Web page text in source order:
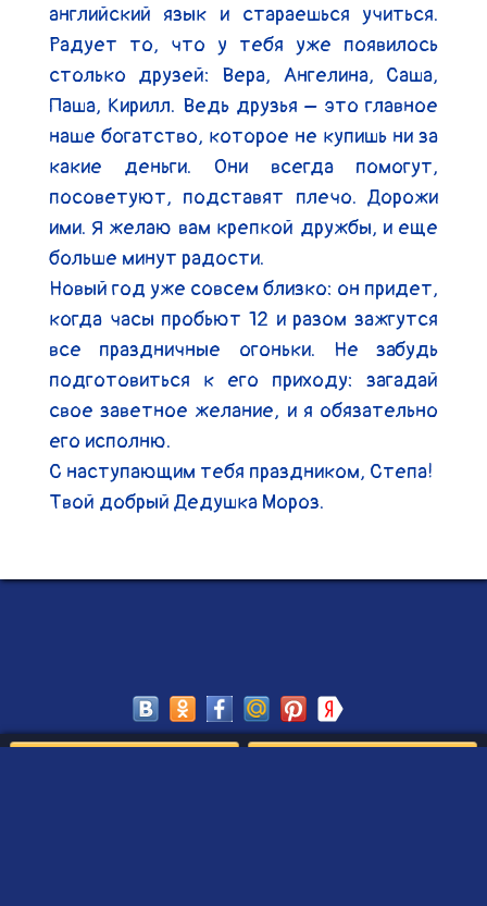
английский язык и стараешься учиться.
Радует то, что у тебя уже появилось
столько друзей: Вера, Ангелина, Саша,
Паша, Кирилл. Ведь друзья – это главное
наше богатство, которое не купишь ни за
какие деньги. Они всегда помогут,
посоветуют, подставят плечо. Дорожи
ими. Я желаю вам крепкой дружбы, и еще
больше минут радости.
Новый год уже совсем близко: он придет,
когда часы пробьют 12 и разом зажгутся
все праздничные огоньки. Не забудь
подготовиться к его приходу: загадай
свое заветное желание, и я обязательно
его исполню.
С наступающим тебя праздником, Степа!
Твой добрый Дедушка Мороз.